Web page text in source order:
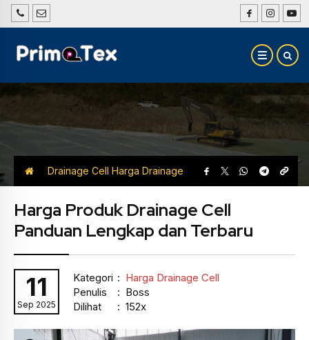
Drainage Cell Harga Drainage
Harga Produk Drainage Cell
Panduan Lengkap dan Terbaru
11
Sep 2025
Kategori : Harga Drainage Cell
Penulis
: Boss
Dilihat
: 152x